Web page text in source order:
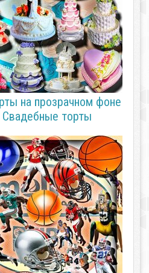
на прозрачном фоне
Свадебные торты